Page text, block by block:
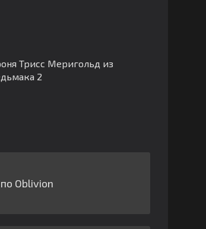
Трисс Меригольд из
2
Oblivion